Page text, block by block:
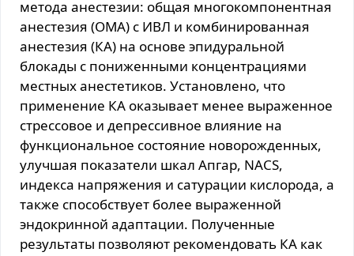
метода анестезии: общая многокомпонентная
анестезия (ОМА) с ИВЛ и комбинированная
анестезия (КА) на основе эпидуральной
блокады с пониженными концентрациями
местных анестетиков. Установлено, что
применение КА оказывает менее выраженное
стрессовое и депрессивное влияние на
функциональное состояние новорожденных,
улучшая показатели шкал Апгар, NACS,
индекса напряжения и сатурации кислорода, а
также способствует более выраженной
эндокринной адаптации. Полученные
результаты позволяют рекомендовать КА как